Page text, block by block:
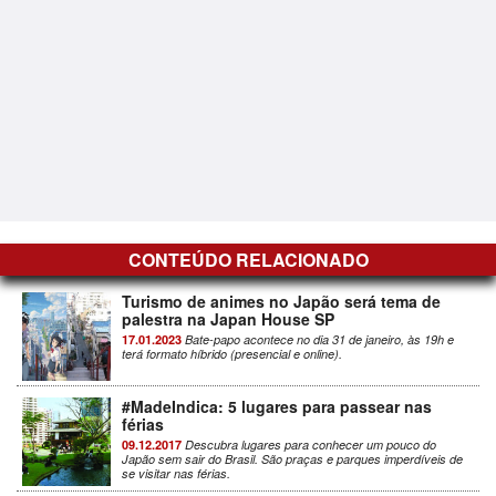
CONTEÚDO RELACIONADO
Turismo de animes no Japão será tema de
palestra na Japan House SP
17.01.2023 Bate-papo acontece no dia 31 de janeiro, às 19h e
terá formato híbrido (presencial e online).
#MadeIndica: 5 lugares para passear nas
férias
09.12.2017 Descubra lugares para conhecer um pouco do
Japão sem sair do Brasil. São praças e parques imperdíveis de
se visitar nas férias.